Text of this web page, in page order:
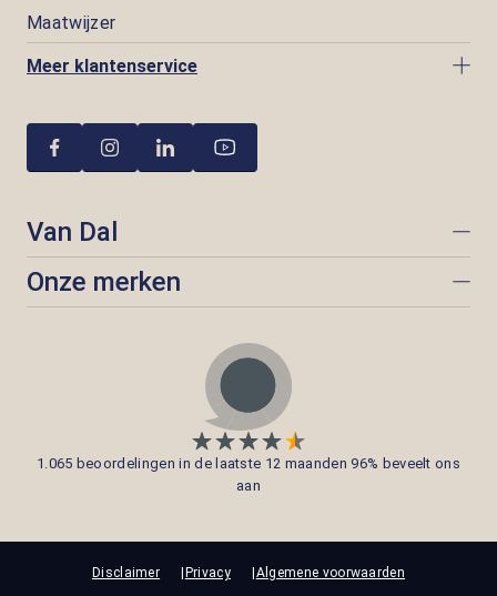
Maatwijzer
Meer klantenservice
Van Dal
Onze merken
1.065 beoordelingen in de laatste 12 maanden 96% beveelt ons
aan
Disclaimer Privacy Algemene voorwaarden